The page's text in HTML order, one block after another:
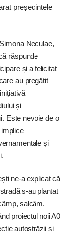
președintele
Neculae,
răspunde
și a felicitat
au pregătit
și
Este nevoie de o
și
ne-a explicat că
s-au plantat
salcâm.
proiectul noii A0
autostrăzii și